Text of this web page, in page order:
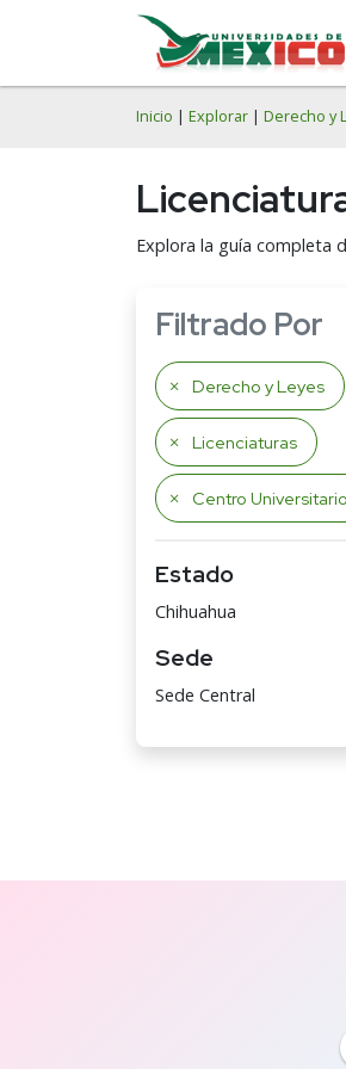
Inicio | Explorar | Derecho y
Explora la guía completa
Filtrado Por
Derecho y Leyes
Licenciaturas
Centro Universitario
Estado
Chihuahua
Sede
Sede Central